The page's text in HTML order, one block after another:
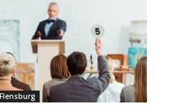
Flensburg